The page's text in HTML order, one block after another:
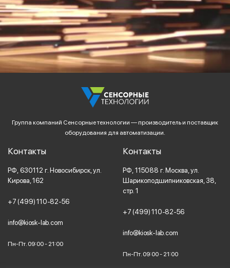
Группа компаний Сенсорные технологии — производитель и поставщик
оборудования для автоматизации.
Контакты
РФ, 630112 г. Новосибирск, ул.
Кирова, 162
+7 (499) 110-82-56
info@kiosk-lab.com
Пн-Пт. 09:00 - 21:00
Контакты
РФ, 115088 г. Москва, ул.
Шарикоподшипниковская, 38,
стр. 1
+7 (499) 110-82-56
info@kiosk-lab.com
Пн-Пт. 09:00 - 21:00